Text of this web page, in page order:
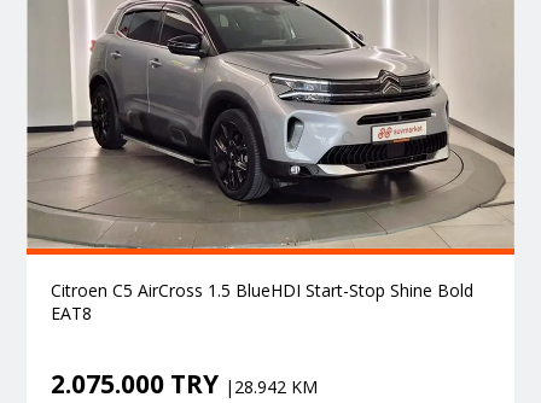
Citroen C5 AirCross 1.5 BlueHDI Start-Stop Shine Bold
EAT8
2.075.000 TRY |28.942 KM